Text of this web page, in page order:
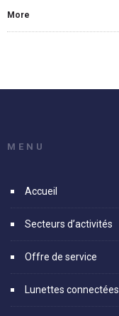
More
MENU
Accueil
Secteurs d’activités
Offre de service
Lunettes connectées